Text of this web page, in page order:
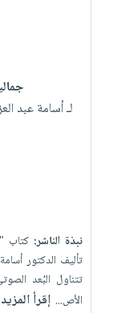
لـ أسامة عبد
نبذة الناشر:​كتاب
تأليف الدكتور
تتناول البُعد
الأص... إقرأ